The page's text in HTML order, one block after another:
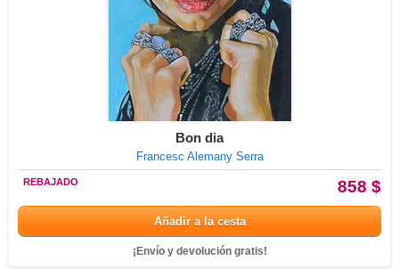
Bon dia
Francesc Alemany Serra
858 $
REBAJADO
Añadir a la cesta
¡Envío y devolución gratis!